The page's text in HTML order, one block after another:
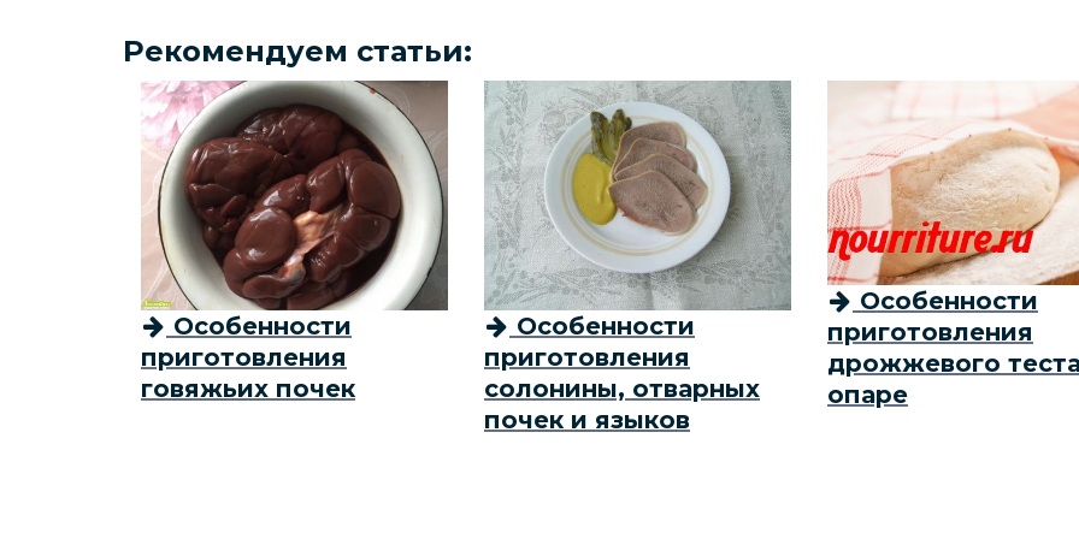
Рекомендуем статьи:
Особенности
приготовления
говяжьих почек
Особенности
приготовления
солонины, отварных
почек и языков
Особенности
приготовления
дрожжевого
опаре